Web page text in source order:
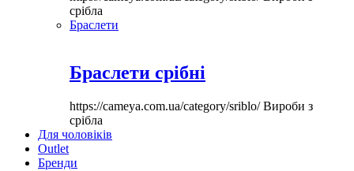
срібла
Браслети
Браслети срібні
https://cameya.com.ua/category/sriblo/Вироби з
срібла
Для чоловіків
Outlet
Бренди